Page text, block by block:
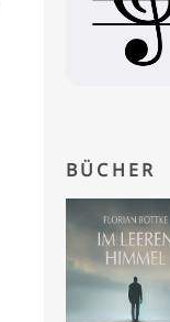
BÜCHER